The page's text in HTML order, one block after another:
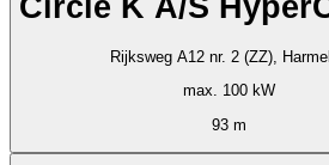
Circle K A/S
Rijksweg A12 nr. 2 (ZZ),
max. 100 kW
93 m